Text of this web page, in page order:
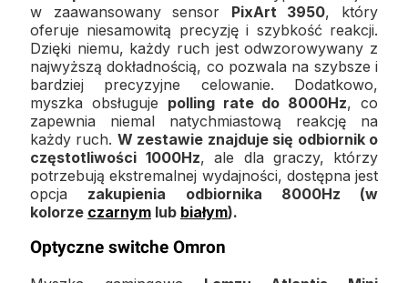
w zaawansowany sensor PixArt 3950, który
oferuje niesamowitą precyzję i szybkość reakcji.
Dzięki niemu, każdy ruch jest odwzorowywany z
najwyższą dokładnością, co pozwala na szybsze i
bardziej precyzyjne celowanie. Dodatkowo,
myszka obsługuje polling rate do 8000Hz, co
zapewnia niemal natychmiastową reakcję na
każdy ruch. W zestawie znajduje się odbiornik o
częstotliwości 1000Hz, ale dla graczy, którzy
potrzebują ekstremalnej wydajności, dostępna jest
opcja zakupienia odbiornika 8000Hz (w
kolorze czarnym lub białym).
Optyczne switche Omron